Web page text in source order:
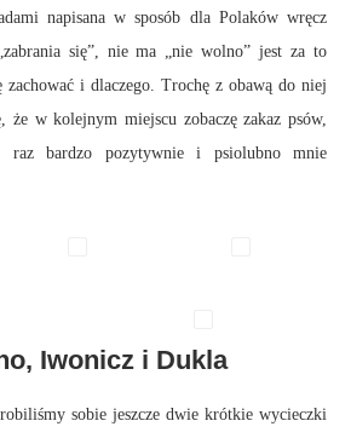
napisana w sposób dla Polaków wręcz
się”, nie ma „nie wolno” jest za to
zachować i dlaczego. Trochę z obawą do niej
że w kolejnym miejscu zobaczę zakaz psów,
raz bardzo pozytywnie i psiolubno mnie
Iwonicz i Dukla
sobie jeszcze dwie krótkie wycieczki